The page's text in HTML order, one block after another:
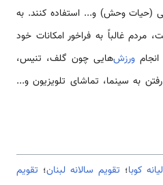
ملی (حیات وحش) و... استفاده کنند. به
غالباً به فراخور امکانات خود
انجامورزش‌هایی چون گلف، تنیس،
به سینما، تماشای تلویزیون و...
کوبا؛ تقویم سالانه لبنان؛ تقویم